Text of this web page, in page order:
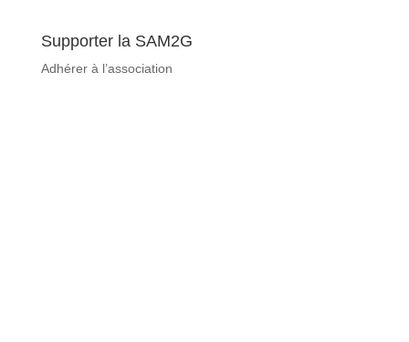
Supporter la SAM2G
Adhérer à l’association